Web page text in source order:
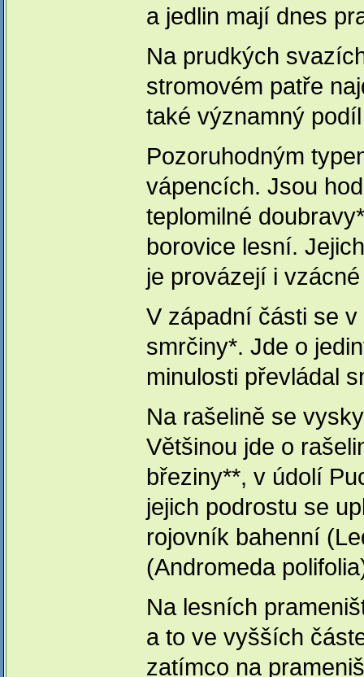
a jedlin mají dnes
Na prudkých
stromovém patře
také významný
Pozoruhodným
vápencích. Jsou
teplomilné
borovice lesní.
je provázejí i
V západní části se
smrčiny*. Jde o
minulosti převládal
Na rašelině se
Většinou jde o
březiny**, v údolí
jejich podrostu se
rojovník bahenní
(Andromeda
Na lesních
a to ve vyšších
zatímco na